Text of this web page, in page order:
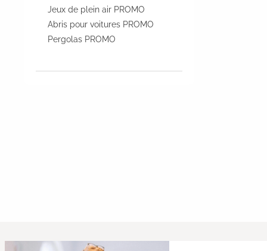
Jeux de plein air PROMO
Abris pour voitures PROMO
Pergolas PROMO